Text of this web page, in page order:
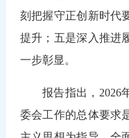
刻把握守正创新时代
提升；五是深入推进
一步彰显。
报告指出，2026
委会工作的总体要求